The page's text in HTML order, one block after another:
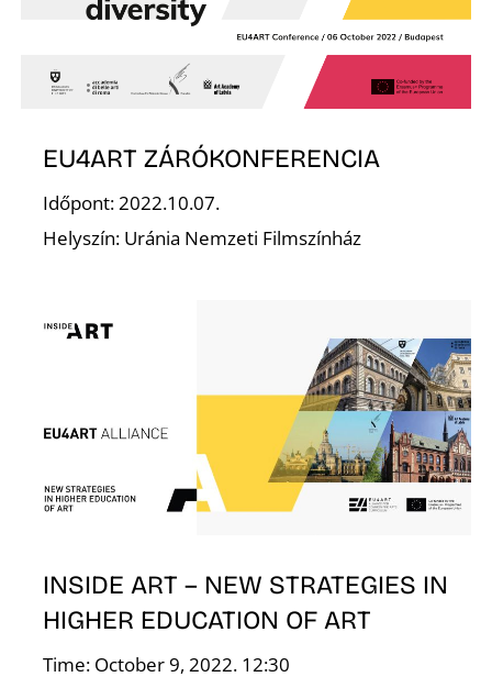
EU4ART ZÁRÓKONFERENCIA
Időpont: 2022.10.07.
Helyszín: Uránia Nemzeti Filmszínház
INSIDE ART – NEW STRATEGIES IN
HIGHER EDUCATION OF ART
Time: October 9, 2022. 12:30